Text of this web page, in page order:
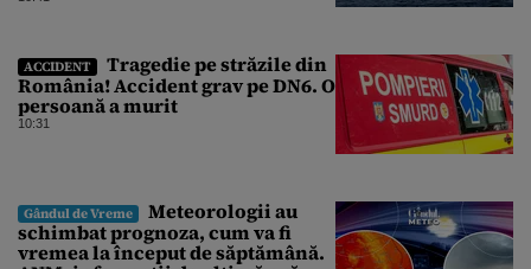
ACCIDENT
Tragedie pe străzile din
România! Accident grav pe DN6. O
persoană a murit
10:31
Gândul de Vreme
Meteorologii au
schimbat prognoza, cum va fi
vremea la început de săptămână.